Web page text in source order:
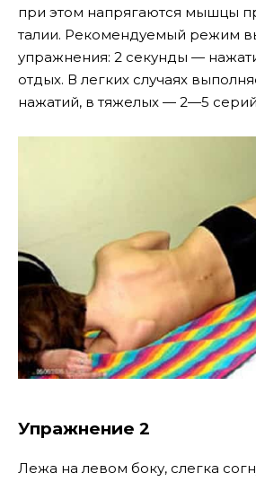
при этом напрягаются мышцы
талии. Рекомендуемый режим
упражнения: 2 секунды —
отдых. В легких случаях
нажатий, в тяжелых — 2—5
Упражнение 2
Лежа на левом боку, слегка